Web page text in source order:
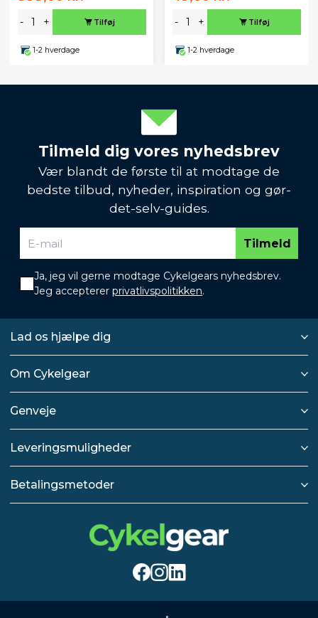
- + Tilføj
1-2 hverdage
- + Tilføj
1-2 hverdage
Tilmeld dig vores nyhedsbrev
Vær blandt de første til at modtage de
bedste tilbud, nyheder, inspiration og gør-
det-selv-guides.
Tilmeld
Ja, jeg vil gerne modtage Cykelgears nyhedsbrev.
Jeg accepterer privatlivspolitikken.
Lad os hjælpe dig
Om Cykelgear
Genveje
Leveringsmuligheder
Betalingsmetoder